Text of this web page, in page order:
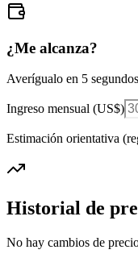
¿Me alcanza?
Averígualo en 5
Ingreso mensual (US$)
Estimación orientativa
Historial de
No hay cambios de